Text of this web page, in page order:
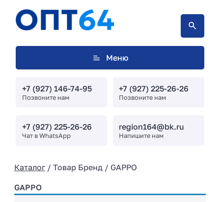
Меню
+7 (927) 146-74-95
Позвоните нам
+7 (927) 225-26-26
Позвоните нам
+7 (927) 225-26-26
Чат в WhatsApp
region164@bk.ru
Напишите нам
Каталог/ Товар Бренд / GAPPO
GAPPO